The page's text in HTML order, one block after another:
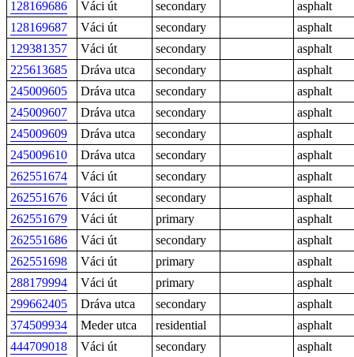
128169686
Váci út secondary
asphalt
128169687
Váci út secondary
asphalt
129381357
Váci út secondary
asphalt
225613685
Dráva utca secondary
asphalt
245009605
Dráva utca secondary
asphalt
245009607
Dráva utca secondary
asphalt
245009609
Dráva utca secondary
asphalt
245009610
Dráva utca secondary
asphalt
262551674
Váci út secondary
asphalt
262551676
Váci út secondary
asphalt
262551679
Váci út primary
asphalt
262551686
Váci út secondary
asphalt
262551698
Váci út primary
asphalt
288179994
Váci út primary
asphalt
299662405
Dráva utca secondary
asphalt
374509934
Meder utca residential
asphalt
444709018
Váci út secondary asphalt